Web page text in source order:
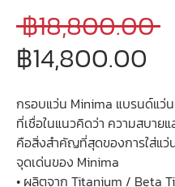
฿18,800.00 ร
฿14,800.00
ขาย
ล
กรอบแว่น Minima แบรนด์แว่
ที่เชื่อในแนวคิดว่า ความสบาย
คือสิ่งสำคัญที่สุดของการใส่แว่
จุดเด่นของ Minima
• ผลิตจาก Titanium / Beta